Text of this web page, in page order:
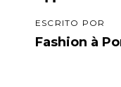
ESCRITO POR
Fashion à